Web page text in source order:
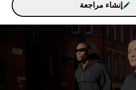
إنشاء مراجعة